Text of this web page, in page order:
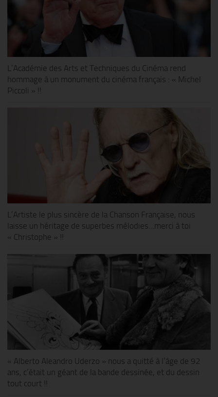
L’Académie des Arts et Techniques du Cinéma rend
hommage à un monument du cinéma français : « Michel
Piccoli » !!
L’Artiste le plus sincère de la Chanson Française, nous
laisse un héritage de superbes mélodies…merci à toi
« Christophe » !!
« Alberto Aleandro Uderzo » nous a quitté à l’âge de 92
ans, c’était un géant de la bande dessinée, et du dessin
tout court !!